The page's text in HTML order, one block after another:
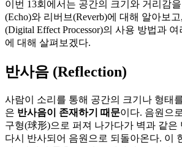
이번 13회에서는 공간의 크기와 거리감
(Echo)와 리버브(Reverb)에 대해 알아보
(Digital Effect Processor)의 사용 방법과
에 대해 살펴보겠다.
반사음 (Reflection)
사람이 소리를 통해 공간의 크기나 형태
은 반사음이 존재하기 때문이다. 음원으
구형(球形)으로 퍼져 나가다가 벽과 같은
다시 반사되어 음원으로 되돌아온다. 이